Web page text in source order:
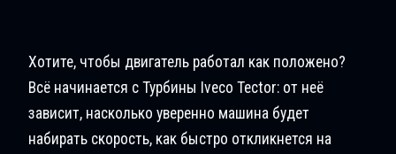
Хотите, чтобы двигатель работал как положено?
Всё начинается с Турбины Iveco Tectоr: от неё
зависит, насколько уверенно машина будет
набирать скорость, как быстро откликнется на